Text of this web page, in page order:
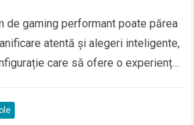
de gaming performant poate părea
atentă și alegeri inteligente,
care să ofere o experiență